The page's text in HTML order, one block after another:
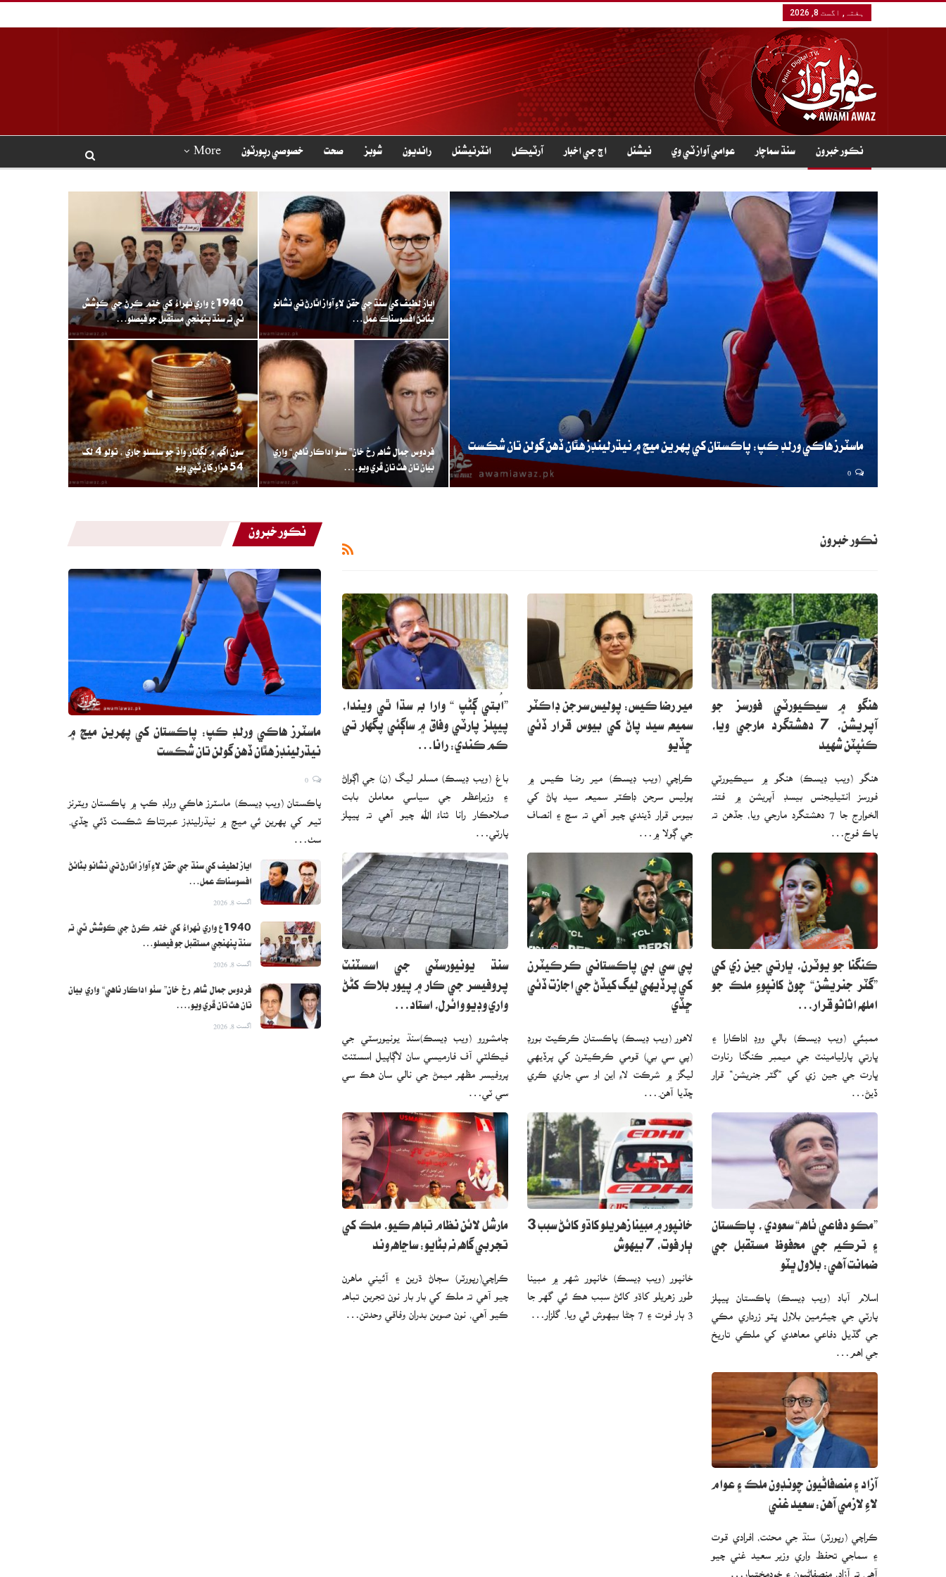
ہفتہ, اگست 8, 2026
نڪور خبرون سنڌ سماچار عوامي آواز ٽي وي نيشنل اڄ جي اخبار آرٽيڪل انٽرنيشنل رانديون شوبز صحت خصوصي رپورٽون More
ماسٽرز هاڪي ورلڊ ڪپ: پاڪستان کي پهرين ميچ ۾ نيڌرلينڊز هٿان ڏهن گولن تان شڪست
اياز لطيف کي سنڌ جي حقن لاءِ آواز اٿارڻ تي نشانو
بڻائڻ افسوسناڪ عمل…
1940ع واري ٺهراءُ کي ختم ڪرڻ جي ڪوشش
ٿي ته سنڌ پنهنجي مستقبل جو فيصلو…
فردوس جمال شاهه رخ خان” سٺو اداڪار ناهي“ واري
بيان تان هٿ تان ڦري ويو،…
سون اگهه ۾ لڳاتار واڌ جو سلسلو جاري ، تولو 4 لک
54 هزار کان ٽپي ويو
نڪور خبرون
هنگو ۾ سيڪيورٽي فورسز جو
آپريشن، 7 دهشتگرد مارجي ويا،
ڪئپٽن شهيد
هنگو (ويب ڊيسڪ) هنگو ۾ سيڪيورٽي
فورسز انٽيليجنس بيسڊ آپريشن ۾ فتنه
الخوارج جا 7 دهشتگرد مارجي ويا، جڏهن ته
پاڪ فوج…
مير رضا ڪيس: پوليس سرجن ڊاڪٽر
سميعه سيد پاڻ کي بيوس قرار ڏئي
ڇڏيو
ڪراچي (ويب ڊيسڪ) مير رضا ڪيس ۾
پوليس سرجن ڊاڪٽر سميعه سيد پاڻ کي
بيوس قرار ڏيندي چيو آهي ته سچ ۽ انصاف
جي ڳولا ۾…
”اُبتي ڳڻپ “ وارا به سڌا ٿي ويندا،
پيپلز پارٽي وفاق ۾ ساڳئي پگهار تي
ڪم ڪندي: رانا…
باغ (ويب ڊيسڪ) مسلم ليگ (ن) جي اڳواڻ
۽ وزيراعظم جي سياسي معاملن بابت
صلاحڪار رانا ثناءُ الله چيو آهي ته پيپلز
پارٽي…
ڪنگنا جو يوٽرن، ڀارتي جين زي کي
”گٽر جنريشن“ چوڻ کانپوءِ ملڪ جو
املهه اثاثو قرار…
ممبئي (ويب ڊيسڪ) بالي ووڊ اداڪارا ۽
ڀارتي پارليامينٽ جي ميمبر ڪنگنا رناوت
ڀارت جي جين زي کي ”گٽر جنريشن“ قرار
ڏيڻ…
پي سي بي پاڪستاني ڪرڪيٽرن
کي پرڏيهي ليگ کيڏڻ جي اجازت ڏئي
ڇڏي
لاهور (ويب ڊيسڪ) پاڪستان ڪرڪيٽ بورڊ
(پي سي بي) قومي ڪرڪيٽرن کي پرڏيهي
ليگز ۾ شرڪت لاءِ اين او سي جاري ڪري
ڇڏيا آهن.…
سنڌ يونيورسٽي جي اسسٽنٽ
پروفيسر جي ڪار ۾ پيور بلاڪ کڻڻ
واري وڊيو وائرل، استاد…
ڄامشورو (ويب ڊيسڪ)سنڌ يونيورسٽي جي
فيڪلٽي آف فارميسي سان لاڳاپيل اسسٽنٽ
پروفيسر مظھر ميمڻ جي نالي سان هڪ سي
”مڪو دفاعي ٺاهه“ سعودي ، پاڪستان
۽ ترڪيه جي محفوظ مستقبل جي
ضمانت آهي: بلاول ڀٽو
اسلام آباد (ويب ڊيسڪ) پاڪستان پيپلز
پارٽي جي چيئرمين بلاول ڀٽو زرداري مڪي
جي گڏيل دفاعي معاهدي کي ملڪي تاريخ
جي اهم…
خانپور ۾ مبينا زهريلو کاڌو کائڻ سبب 3
ٻار فوت، 7 بيهوش
خانپور (ويب ڊيسڪ) خانپور شهر ۾ مبينا
طور زهريلو کاڌو کائڻ سبب هڪ ئي گهر جا
مارشل لائن نظام تباهه ڪيو، ملڪ کي
تجربي گاهه نه بڻايو: ساڃاهه وند
ڪراچي(رپورٽر) سڄاڻ ڌرين ۽ آئيني ماهرن
چيو آهي ته ملڪ کي بار بار نون تجربن تباهه
ڪيو آهي، نون صوبن بدران وفاقي وحدتن…
آزاد ۽ منصفاڻيون چونڊون ملڪ ۽ عوام
لاءِ لازمي آهن: سعيد غني
ڪراچي (رپورٽر) سنڌ جي محنت، افرادي قوت
۽ سماجي تحفظ واري وزير سعيد غني چيو
آهي ته آزاد، منصفاڻيون ۽ خودمختيار…
نڪور خبرون
ماسٽرز هاڪي ورلڊ ڪپ: پاڪستان کي پهرين ميچ ۾
نيڌرلينڊز هٿان ڏهن گولن تان شڪست
پاڪستان (ويب ڊيسڪ) ماسٽرز هاڪي ورلڊ ڪپ ۾ پاڪستان ويٽرنز
ٽيم کي پهرين ئي ميچ ۾ نيڌرلينڊز عبرتناڪ شڪست ڏئي ڇڏي.
اياز لطيف کي سنڌ جي حقن لاءِ آواز اٿارڻ تي نشانو بڻائڻ
افسوسناڪ عمل…
اگست 8, 2026
1940ع واري ٺهراءُ کي ختم ڪرڻ جي ڪوشش ٿي ته
سنڌ پنهنجي مستقبل جو فيصلو…
اگست 8, 2026
فردوس جمال شاهه رخ خان” سٺو اداڪار ناهي“ واري بيان
تان هٿ تان ڦري ويو،…
اگست 8, 2026